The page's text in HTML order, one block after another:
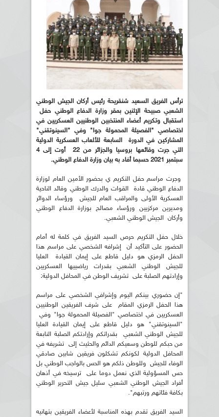
ترأس الفريق السعيد شنقريحة رئيس أركان الجيش الوطني
الشعبي صبيحة الإثنين بمقر وزارة الدفاع الوطني حفل
استقبال وتكريم أعضاء المنتخبين الوطنيين العسكريين في
اختصاصي "الفصيلة المحمولة جوا" وفي "السينوتقني"
المشاركين في الدورة السابعة للألعاب العسكرية الدولية
التي جرت وقائعها بروسيا والجزائر من 22 أوت إلى 4
سبتمبر 2021 حسبما أفاد به بيان وزارة الدفاع الوطني.
وجرت مراسم حفل التكريم ي بحضور الأمين العام لوزارة
الدفاع الوطني قادة القوات والدرك الوطني وقائد الناحية
العسكرية الأولى والمراقب العام للجيش ورؤساء الدوائر
ومديرين مركزيين ورؤساء مصالح بوزارة الدفاع الوطني
وأركان الجيش الوطني الشعبي.
خلال حفل التكريم حرص السيد الفريق في كلمة له أمام
الحضور على التأكيد أن إشرافه الشخصي على مراسم هذا
الحفل الرمزي هو دليل قاطع على إيمان القيادة العليا
للجيش الوطني الشعبي بقدرات رياضييها العسكريين
وإرادتهم الصلبة على تشريف الوطن في المحافل الدولية:
"إن حضوري بينكم اليوم وإشرافي الشخصي على مراسم
هذا الحفل الرمزي المقام على شرف الفريقين الوطنيين
العسكريين في اختصاصي "الفصيلة المحمولة جوا" وفي
"السينوتقني" هو دليل قاطع على إيمان القيادة العليا
للجيش الوطني الشعبي بقدراتكم وإرادتكم الصلبة النابعة
من حبكم للوطن وسعيكم الدائم والحثيث إلى تشريفه في
المحافل الدولية لكونكم تشكلون فريقين شابين صادقي
الوفاء للجيش وللوطن ذلكم هو الحس بالواجب الوطني بل
حس المسؤولية الذي نعمل دوما على ترسيخه في أذهان
أفراد الجيش الوطني الشعبي سليل جيش التحرير الوطني
بكافة فئاتهم ورتبهم".
السيد الفريق تقدم بهذه المناسبة لأعضاء الفريقين بتهانيه